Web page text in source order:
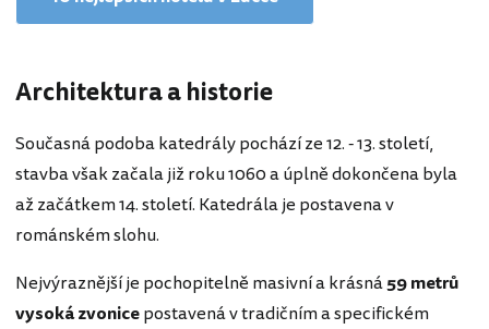
Architektura a historie
Současná podoba katedrály pochází ze 12. - 13. století,
stavba však začala již roku 1060 a úplně dokončena byla
až začátkem 14. století. Katedrála je postavena v
románském slohu.
Nejvýraznější je pochopitelně masivní a krásná59 metrů
vysoká zvonicepostavená v tradičním a specifickém